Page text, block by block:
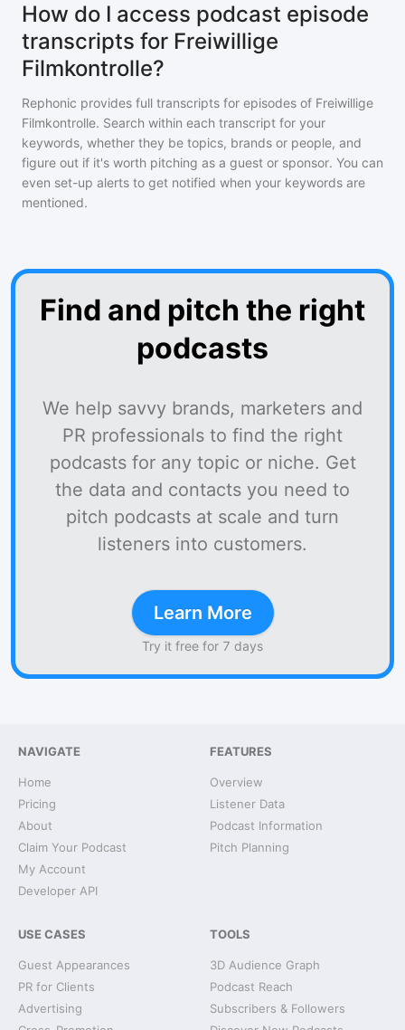
How do I access podcast episode
transcripts for Freiwillige
Filmkontrolle?
Rephonic provides full transcripts for episodes of Freiwillige
Filmkontrolle. Search within each transcript for your
keywords, whether they be topics, brands or people, and
figure out if it's worth pitching as a guest or sponsor. You can
even set-up alerts to get notified when your keywords are
mentioned.
Find and pitch the right
podcasts
We help savvy brands, marketers and
PR professionals to find the right
podcasts for any topic or niche. Get
the data and contacts you need to
pitch podcasts at scale and turn
listeners into customers.
Learn More
Try it free for 7 days
NAVIGATE
Home
Pricing
About
Claim Your Podcast
My Account
Developer API
FEATURES
Overview
Listener Data
Podcast Information
Pitch Planning
USE CASES
Guest Appearances
PR for Clients
Advertising
TOOLS
3D Audience Graph
Podcast Reach
Subscribers & Followers